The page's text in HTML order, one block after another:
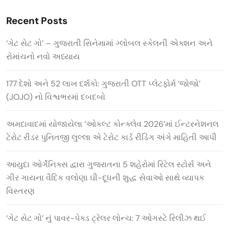
Recent Posts
‘ગેટ સેટ ગો’ – ગુજરાતી સિનેમામાં ગ્લોબલ સ્કેલની એક્શન અને
રોમાંચનો નવો અધ્યાય
177 દેશો અને 52 લાખ દર્શકો: ગુજરાતી OTT પ્લેટફોર્મ ‘જોજો’
(JOJO) નો વિશ્વભરમાં દબદબો
અમદાવાદમાં યોજાયેલા ‘ઓકલ્ટ કોન્ક્લેવ 2026’માં ઈન્ટરનેશનલ
ટેરોટ રીડર પુનિતજી લુલ્લા એ ટેરોટ કાર્ડ રીડિંગ અંગે માહિતી આપી
આયુદા ઓર્ગેનિક્સ દ્વારા ગુજરાતના 5 શહેરોમાં રિટેલ સ્ટોર્સ અને
ગીર ગાયના વૈદિક વલોણા ઘી-દૂધની શુદ્ધ સેવાઓ સાથે વ્યાપક
વિસ્તરણ
‘ગેટ સેટ ગો’ નું પાવર-પેક્ડ ટ્રેલર લોન્ચ: 7 ઓગસ્ટે રિલીઝ થઈ